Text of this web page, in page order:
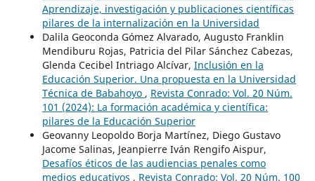
Aprendizaje, investigación y publicaciones científicas
pilares de la internalización en la Universidad
Dalila Geoconda Gómez Alvarado, Augusto Franklin
Mendiburu Rojas, Patricia del Pilar Sánchez Cabezas,
Glenda Cecibel Intriago Alcívar, Inclusión en la
Educación Superior. Una propuesta en la Universidad
Técnica de Babahoyo , Revista Conrado: Vol. 20 Núm.
101 (2024): La formación académica y científica:
pilares de la Educación Superior
Geovanny Leopoldo Borja Martínez, Diego Gustavo
Jacome Salinas, Jeanpierre Iván Rengifo Aispur,
Desafíos éticos de las audiencias penales como
medios educativos , Revista Conrado: Vol. 20 Núm. 100